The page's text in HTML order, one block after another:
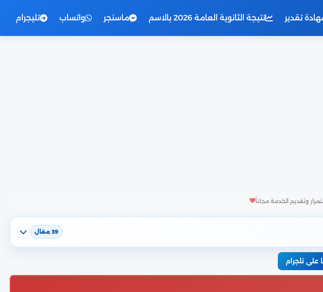
تقدير نتيجة الثانوية العامة 2026 بالاسم ماسنجر واتساب تليجرام
وتقديم الخدمة مجاناً
39 مقال
على تلجرام